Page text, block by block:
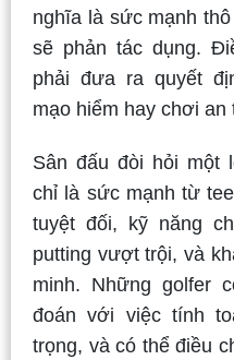
nghĩa là sức mạnh
sẽ phản tác dụng.
phải đưa ra quyết
mạo hiểm hay chơi an
Sân đấu đòi hỏi một
chỉ là sức mạnh từ
tuyệt đối, kỹ năng
putting vượt trội, và
minh. Những golfer
đoán với việc tính
trọng, và có thể điều